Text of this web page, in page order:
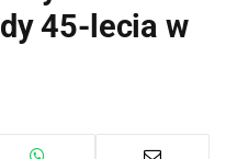
45-lecia w